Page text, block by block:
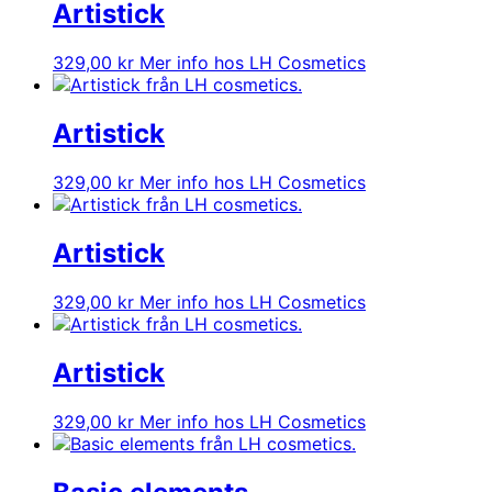
var:
329,00 kr.
Artistick
329,00 kr Mer info hos LH Cosmetics
Artistick
329,00 kr Mer info hos LH Cosmetics
Artistick
329,00 kr Mer info hos LH Cosmetics
Artistick
329,00 kr Mer info hos LH Cosmetics